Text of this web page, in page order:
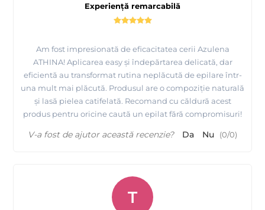
Experiență remarcabilă
Am fost impresionată de eficacitatea cerii Azulena
ATHINA! Aplicarea easy și îndepărtarea delicată, dar
eficientă au transformat rutina neplăcută de epilare într-
una mult mai plăcută. Produsul are o compoziție naturală
și lasă pielea catifelată. Recomand cu căldură acest
produs pentru oricine caută un epilat fără compromisuri!
V-a fost de ajutor această recenzie? Da Nu (0/0)
T